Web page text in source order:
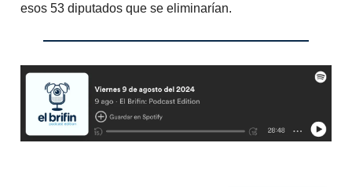
esos 53 diputados que se eliminarían.